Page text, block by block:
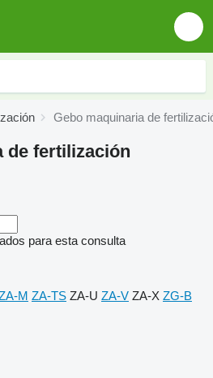
Gebo maquinaria de
de fertilización
para esta consulta
M ZA-TS ZA-U ZA-V ZA-X ZG-B